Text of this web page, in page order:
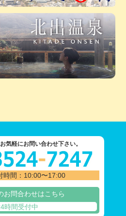
気軽にお問い合わせ下さい。
時間：10:00〜17:00
お問合わせはこちら
時間受付中